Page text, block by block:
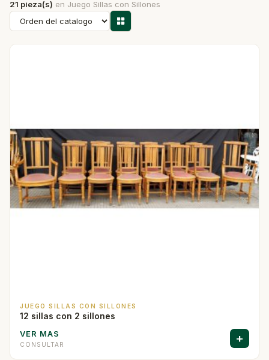
21 pieza(s) en Juego Sillas con Sillones
JUEGO SILLAS CON SILLONES
12 sillas con 2 sillones
VER MAS
CONSULTAR +